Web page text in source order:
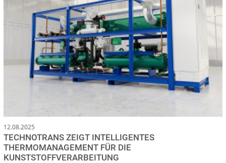
12.08.2025
TECHNOTRANS ZEIGT INTELLIGENTES
THERMOMANAGEMENT FÜR DIE
KUNSTSTOFFVERARBEITUNG